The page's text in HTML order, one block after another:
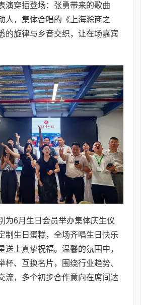
演穿插登场：张勇带来的歌曲
人，集体合唱的《上海滁商之
的旋律与乡音交织，让在场嘉宾
为6月生日会员举办集体庆生仪
制生日蛋糕，全场齐唱生日快乐
送上真挚祝福。温馨的氛围中，
杯、互换名片，围绕行业趋势、
流，多个初步合作意向在席间达